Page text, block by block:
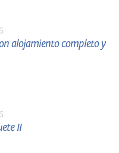
alojamiento completo y
II